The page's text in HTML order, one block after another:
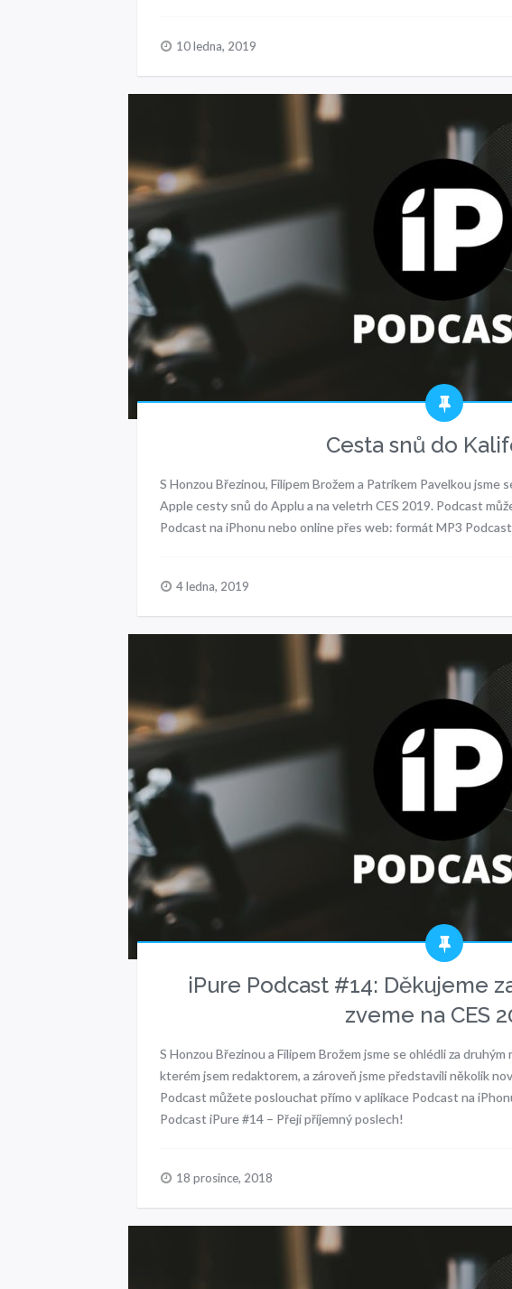
10 ledna, 2019
Cesta snů do
S Honzou Březinou, Filipem Brožem a Patrikem Pavelkou jsme
Apple cesty snů do Applu a na veletrh CES 2019. Podcast
Podcast na iPhonu nebo online přes web: formát MP3
4 ledna, 2019
iPure Podcast #14: Děkujeme
zveme na CES
S Honzou Březinou a Filipem Brožem jsme se ohlédli za
kterém jsem redaktorem, a zároveň jsme představili několik
Podcast můžete poslouchat přímo v aplikace Podcast na
Podcast iPure #14 – Přeji příjemný poslech!
18 prosince, 2018